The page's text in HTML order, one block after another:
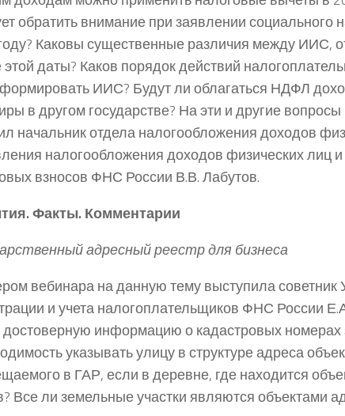
обратить внимание при заявлении социального
Каковы существенные различия между ИИС,
этой даты? Каков порядок действий
ИИС? Будут ли облагаться НДФЛ
в другом государстве? На эти и другие
начальник отдела налогообложения доходов
налогообложения доходов физических лиц
взносов ФНС России В.В. Лабутов.
Факты. Комментарии
адресный реестр для бизнеса
вебинара на данную тему выступила советник
и учета налогоплательщиков ФНС России
достоверную информацию о кадастровых номерах
указывать улицу в структуре адреса
в ГАР, если в деревне, где находится
Все ли земельные участки являются объектами